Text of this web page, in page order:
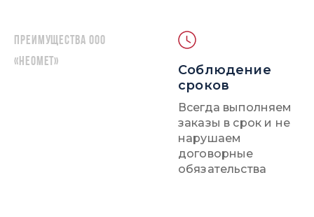
Преимущества ООО
«НЕОМЕТ»
Соблюдение
сроков
Всегда выполняем
заказы в срок и не
нарушаем
договорные
обязательства